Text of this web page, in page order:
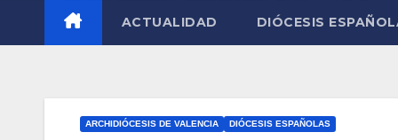
ACTUALIDAD DIÓCESIS
ARCHIDIÓCESIS DE VALENCIA DIÓCESIS ESPAÑOLAS